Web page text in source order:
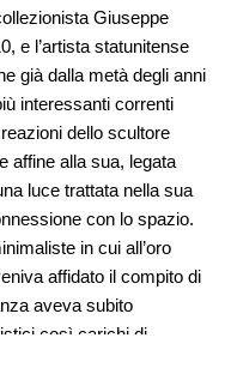
Giuseppe
e l’artista statunitense
già dalla metà degli anni
interessanti correnti
dello scultore
affine alla sua, legata
luce trattata nella sua
con lo spazio.
in cui all’oro
affidato il compito di
aveva subito
così carichi di
l’artista invitandolo